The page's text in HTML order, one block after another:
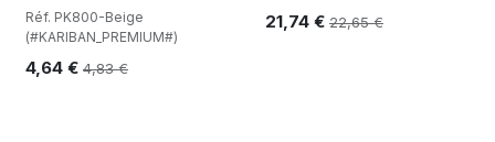
Réf. PK800-Beige
(#KARIBAN_PREMIUM#)
4,64 € 4,83€
21,74€ 22,65€